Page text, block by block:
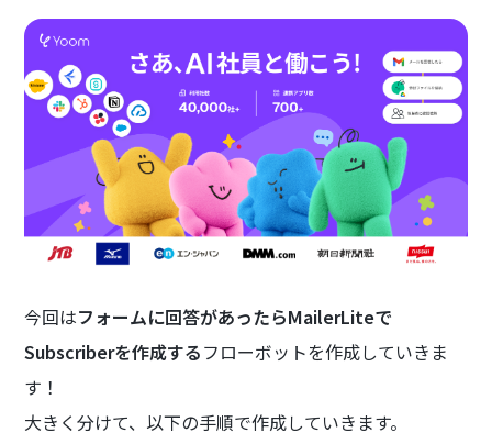
今回はフォームに回答があったらMailerLiteで
Subscriberを作成するフローボットを作成していきま
す！
大きく分けて、以下の手順で作成していきます。